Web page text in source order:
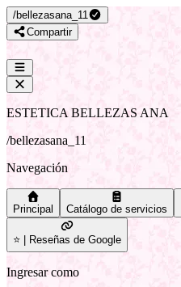
/bellezasana_11
Compartir
ESTETICA BELLEZAS ANA
/bellezasana_11
Navegación
Principal Catálogo de servicios
⭐ | Reseñas de Google
Ingresar como